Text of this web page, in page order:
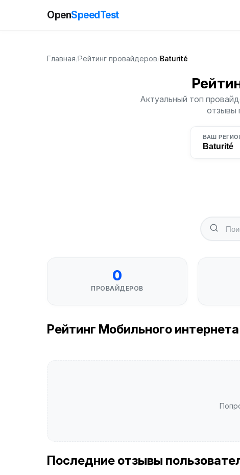
OpenSpeedTest
Главная Рейтинг провайдеров Baturité
Актуальный топ
отзывы
ВАШ
Baturité
0
ПРОВАЙДЕРОВ
Рейтинг Мобильного
Последние отзывы